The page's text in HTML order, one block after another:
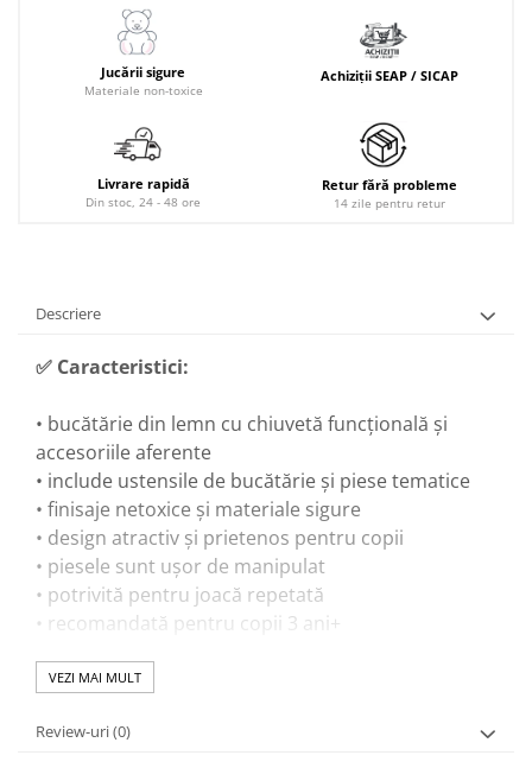
Jucării sigure
Materiale non-toxice
Achiziții SEAP / SICAP
Livrare rapidă
Din stoc, 24 - 48 ore
Retur fără probleme
14 zile pentru retur
Descriere
✅ Caracteristici:
• bucătărie din lemn cu chiuvetă funcțională și
accesoriile aferente
• include ustensile de bucătărie și piese tematice
• finisaje netoxice și materiale sigure
• design atractiv și prietenos pentru copii
• piesele sunt ușor de manipulat
• potrivită pentru joacă repetată
• recomandată pentru copii 3 ani+
🎓Beneficii educaționale:
VEZI MAI MULT
Review-uri(0)